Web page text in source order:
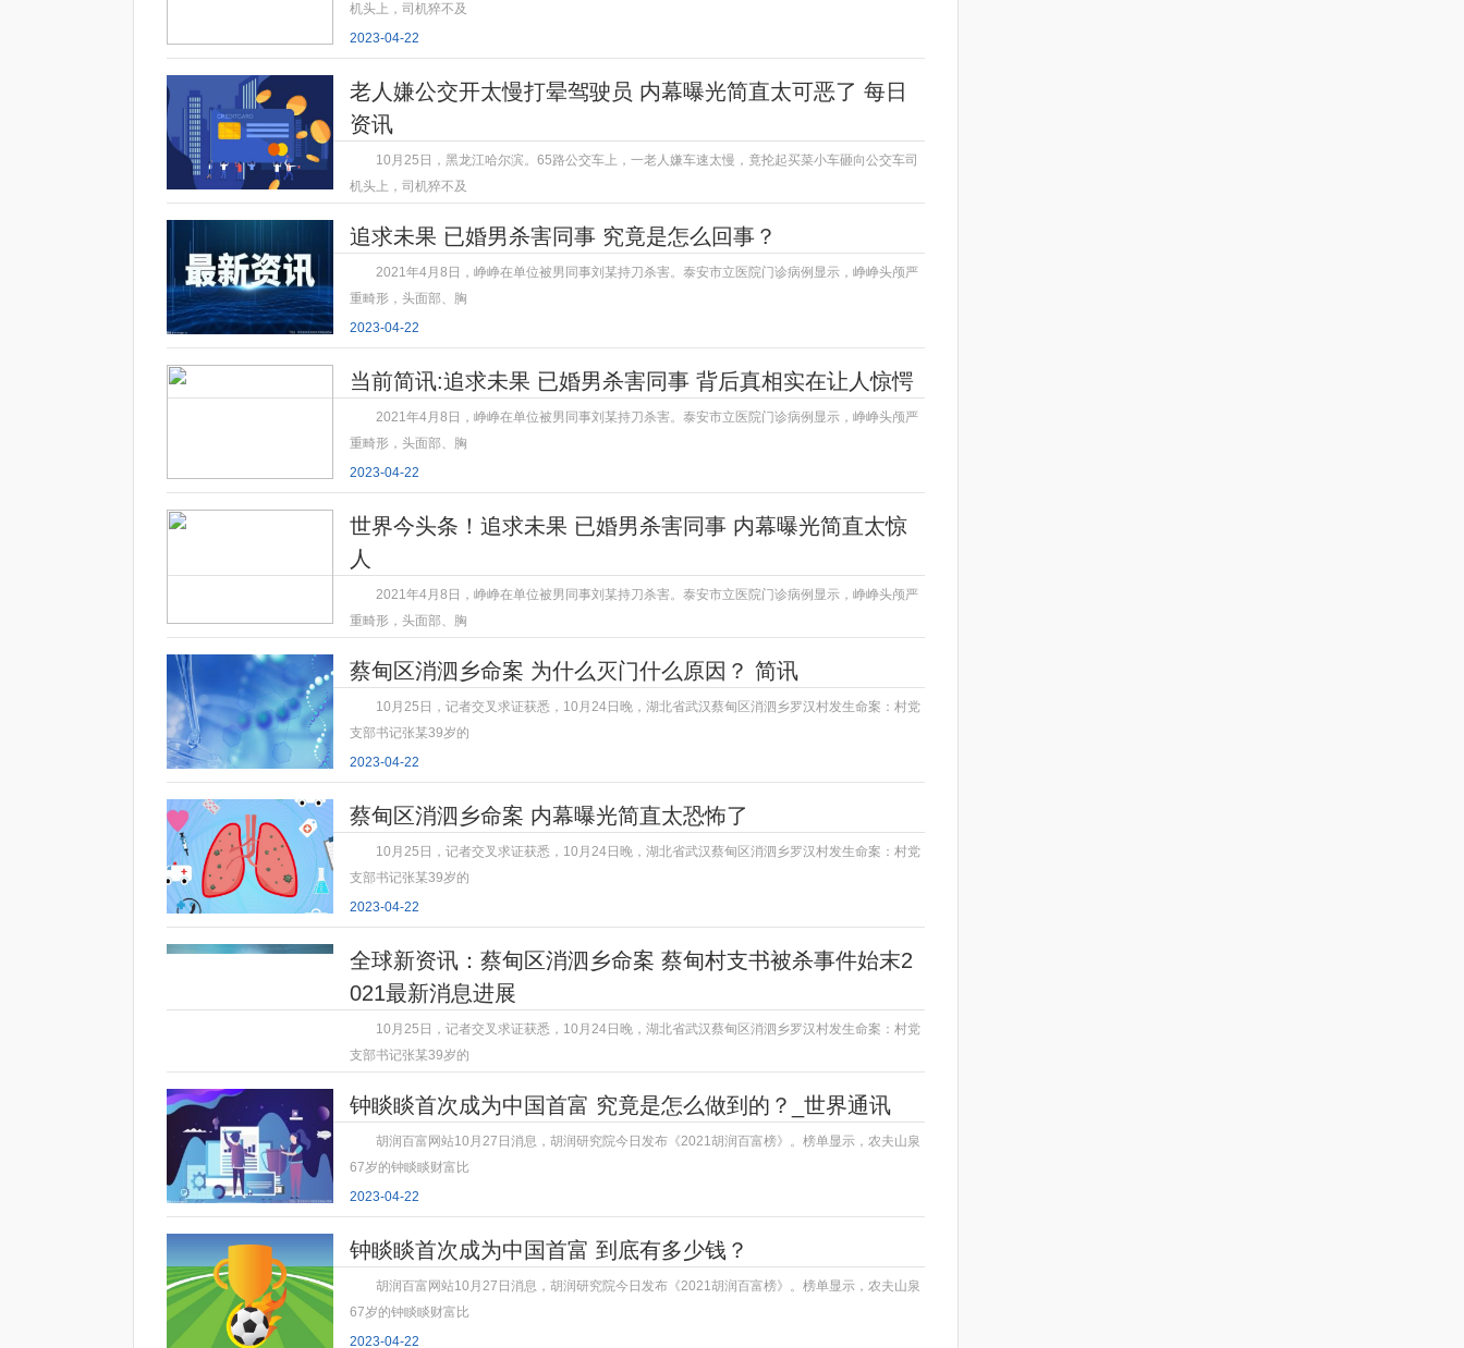
机头上，司机猝不及
2023-04-22
老人嫌公交开太慢打晕驾驶员 内幕曝光简直太可恶了 每日
资讯
10月25日，黑龙江哈尔滨。65路公交车上，一老人嫌车速太慢，竟抡起买菜小车砸向公交车司
机头上，司机猝不及
追求未果 已婚男杀害同事 究竟是怎么回事？
2021年4月8日，峥峥在单位被男同事刘某持刀杀害。泰安市立医院门诊病例显示，峥峥头颅严
重畸形，头面部、胸
2023-04-22
当前简讯:追求未果 已婚男杀害同事 背后真相实在让人惊愕
2021年4月8日，峥峥在单位被男同事刘某持刀杀害。泰安市立医院门诊病例显示，峥峥头颅严
重畸形，头面部、胸
2023-04-22
世界今头条！追求未果 已婚男杀害同事 内幕曝光简直太惊
人
2021年4月8日，峥峥在单位被男同事刘某持刀杀害。泰安市立医院门诊病例显示，峥峥头颅严
重畸形，头面部、胸
蔡甸区消泗乡命案 为什么灭门什么原因？ 简讯
10月25日，记者交叉求证获悉，10月24日晚，湖北省武汉蔡甸区消泗乡罗汉村发生命案：村党
支部书记张某39岁的
2023-04-22
蔡甸区消泗乡命案 内幕曝光简直太恐怖了
10月25日，记者交叉求证获悉，10月24日晚，湖北省武汉蔡甸区消泗乡罗汉村发生命案：村党
支部书记张某39岁的
2023-04-22
全球新资讯：蔡甸区消泗乡命案 蔡甸村支书被杀事件始末2
021最新消息进展
10月25日，记者交叉求证获悉，10月24日晚，湖北省武汉蔡甸区消泗乡罗汉村发生命案：村党
支部书记张某39岁的
钟睒睒首次成为中国首富 究竟是怎么做到的？_世界通讯
胡润百富网站10月27日消息，胡润研究院今日发布《2021胡润百富榜》。榜单显示，农夫山泉
67岁的钟睒睒财富比
2023-04-22
钟睒睒首次成为中国首富 到底有多少钱？
胡润百富网站10月27日消息，胡润研究院今日发布《2021胡润百富榜》。榜单显示，农夫山泉
67岁的钟睒睒财富比
2023-04-22